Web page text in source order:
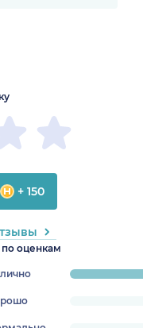
оценкам
+ 150